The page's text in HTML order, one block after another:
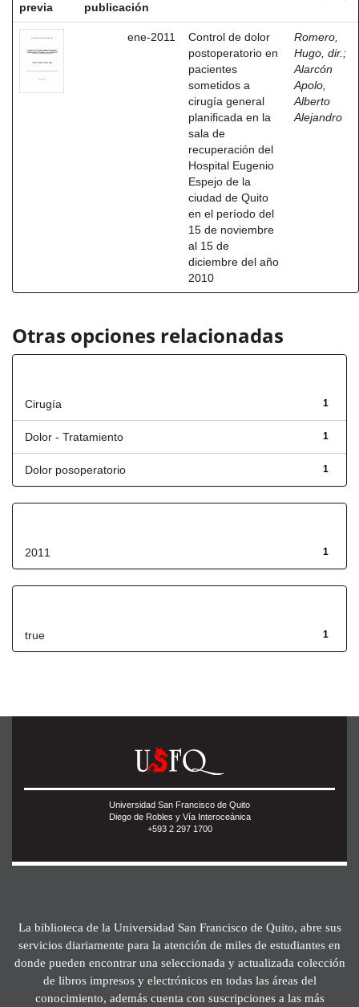
previa
publicación
ene-2011
Control de dolor
postoperatorio en
pacientes
sometidos a
cirugía general
planificada en la
sala de
recuperación del
Hospital Eugenio
Espejo de la
ciudad de Quito
en el período del
15 de noviembre
al 15 de
diciembre del año
2010
Romero,
Hugo, dir. ;
Alarcón
Apolo,
Alberto
Alejandro
Otras opciones relacionadas
1
Cirugía
1
Dolor - Tratamiento
1
Dolor posoperatorio
1
2011
1
true
Universidad San Francisco de Quito
Diego de Robles y Vía Interoceánica
+593 2 297 1700
La biblioteca de la Universidad San Francisco de Quito, abre sus
servicios diariamente para la atención de miles de estudiantes en
donde pueden encontrar una seleccionada y actualizada colección
de libros impresos y electrónicos en todas las áreas del
conocimiento, además cuenta con suscripciones a las más